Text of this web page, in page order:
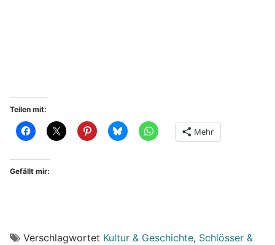
Teilen mit:
Mehr
Gefällt mir:
Verschlagwortet Kultur & Geschichte, Schlösser &